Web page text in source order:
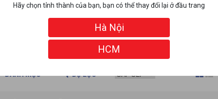
DANH MỤC BỘ LỌC
Hãy chọn tỉnh thành của bạn, bạn có thể thay đổi lại ở đầu trang
Hà Nội
HCM